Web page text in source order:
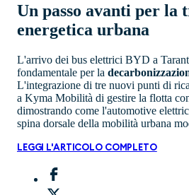
Un passo avanti per la
energetica urbana
L'arrivo dei bus elettrici BYD a
fondamentale per la
L'integrazione di tre nuovi punti di
a Kyma Mobilità di gestire la flotta
dimostrando come l'automotive
spina dorsale della mobilità urbana
LEGGI L'ARTICOLO COMPLETO